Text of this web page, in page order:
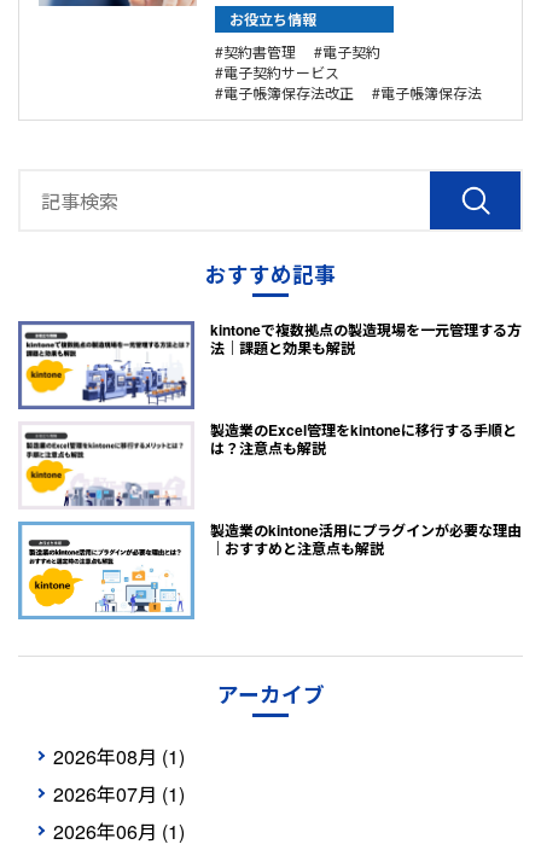
お役立ち情報
契約書管理
電子契約
電子契約サービス
電子帳簿保存法改正
電子帳簿保存法
おすすめ記事
kintoneで複数拠点の製造現場を一元管理する方
法｜課題と効果も解説
製造業のExcel管理をkintoneに移行する手順と
は？注意点も解説
製造業のkintone活用にプラグインが必要な理由
｜おすすめと注意点も解説
アーカイブ
2026年08月 (1)
2026年07月 (1)
2026年06月 (1)